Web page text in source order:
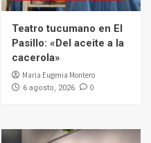
Teatro tucumano en El
Pasillo: «Del aceite a la
cacerola»
Maria Eugenia Montero
6 agosto, 2026 0